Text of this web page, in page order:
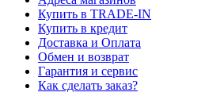
Купить в TRADE-IN
Купить в кредит
Доставка и Оплата
Обмен и возврат
Гарантия и сервис
Как сделать заказ?